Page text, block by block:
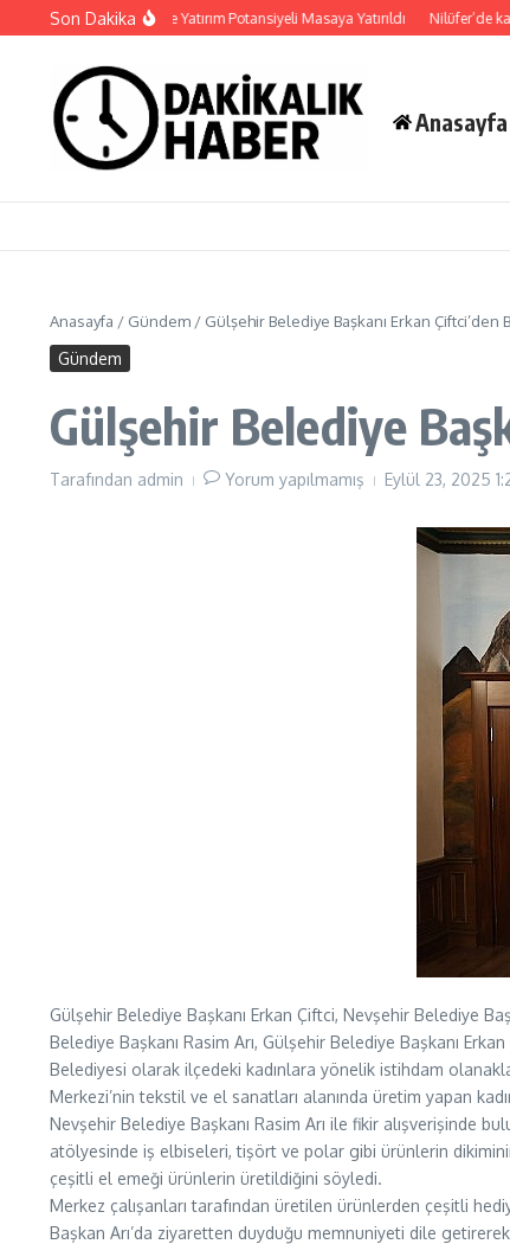
İçeriğe atlaSon Dakika
Geleceği ve Yatırım Potansiyeli Masaya Yatırıldı Nilüfer’de
Anasayfa
Anasayfa / Gündem / Gülşehir Belediye Başkanı Erkan Çiftci’den
Gündem
Gülşehir Belediye
Tarafından admin Yorum yapılmamış Eylül 23, 2025
Gülşehir Belediye Başkanı Erkan Çiftci, Nevşehir Belediye
Belediye Başkanı Rasim Arı, Gülşehir Belediye Başkanı
Belediyesi olarak ilçedeki kadınlara yönelik istihdam
Merkezi’nin tekstil ve el sanatları alanında üretim yapan
Nevşehir Belediye Başkanı Rasim Arı ile fikir alışverişinde
atölyesinde iş elbiseleri, tişört ve polar gibi ürünlerin
çeşitli el emeği ürünlerin üretildiğini söyledi.
Merkez çalışanları tarafından üretilen ürünlerden çeşitli
Başkan Arı’da ziyaretten duyduğu memnuniyeti dile